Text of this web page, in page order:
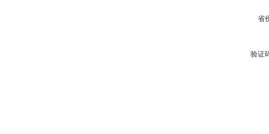
省
验证